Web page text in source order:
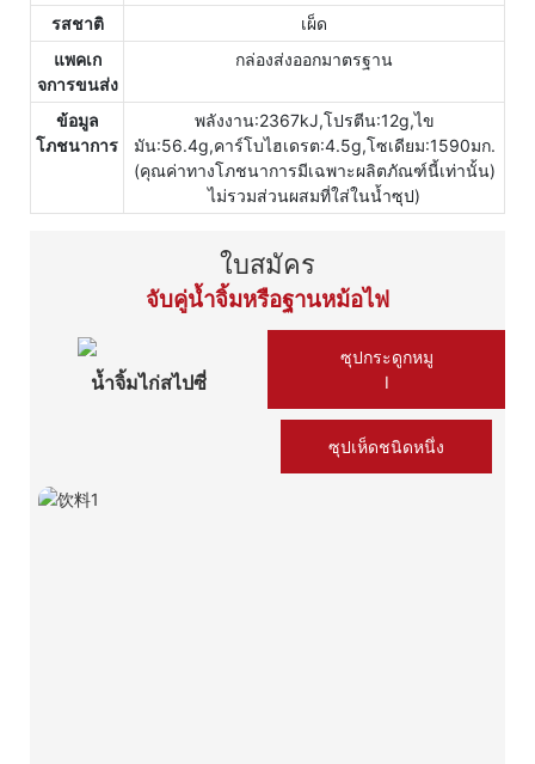
รสชาติ
เผ็ด
แพคเก
จการขนส่ง
กล่องส่งออกมาตรฐาน
ข้อมูล
โภชนาการ
พลังงาน:2367kJ,โปรตีน:12g,ไข
มัน:56.4g,คาร์โบไฮเดรต:4.5g,โซเดียม:1590มก.
(คุณค่าทางโภชนาการมีเฉพาะผลิตภัณฑ์นี้เท่านั้น)
ไม่รวมส่วนผสมที่ใส่ในน้ำซุป)
ใบสมัคร
จับคู่น้ำจิ้มหรือฐานหม้อไฟ
น้ำจิ้มไก่สไปซี่
ซุปกระดูกหมู
Ⅰ
ซุปเห็ดชนิดหนึ่ง